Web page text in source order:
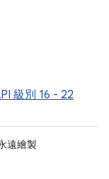
級別 16 - 22
遠繪製